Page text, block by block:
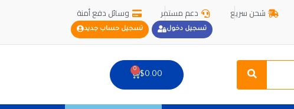
شحن سريع دعم مستمر وسائل دفع أمنة
تسجيل دخول تسجيل حساب جديد
Search
$0.00
0
Cart